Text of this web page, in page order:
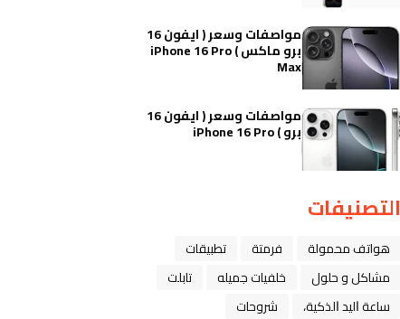
مواصفات وسعر ( ايفون 16
برو ماكس ) iPhone 16 Pro
Max
مواصفات وسعر ( ايفون 16
برو ) iPhone 16 Pro
التصنيفات
هواتف محمولة فرمتة
تطبيقات
مشاكل و حلول
خلفيات جميله
تابلت
ﺳﺎﻋﺔ ﺍﻟﻴﺪ ﺍﻟﺬﻛﻴﺔ،
شروحات